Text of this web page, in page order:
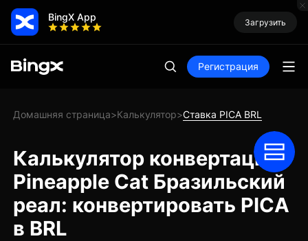
BingX App Загрузить
Регистрация
Домашняя страница>Калькулятор>Ставка PICA BRL
Калькулятор конвертации
Pineapple Cat Бразильский
реал: конвертировать PICA
в BRL